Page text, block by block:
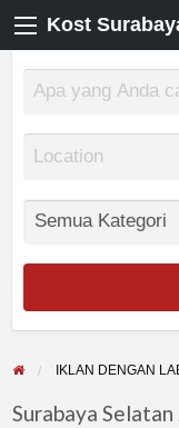
Kost
IKLAN DENGAN
Surabaya